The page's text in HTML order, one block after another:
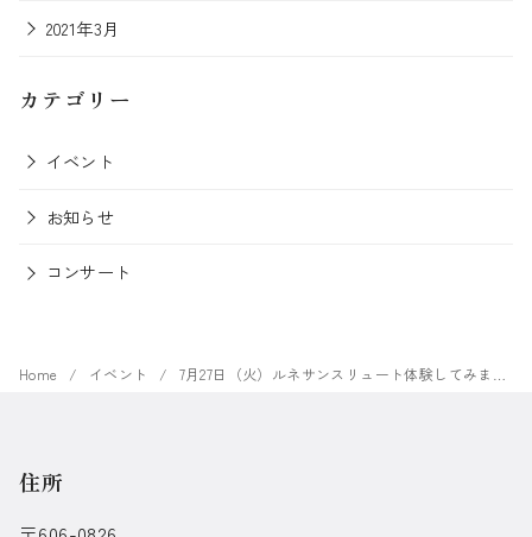
2021年3月
カテゴリー
イベント
お知らせ
コンサート
Home イベント 7月27日（火）ルネサンスリュート体験してみませんか？
住所